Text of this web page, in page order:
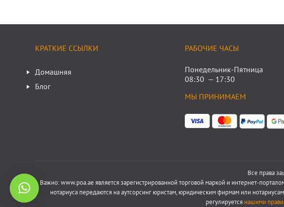
КРАТКИЕ ССЫЛКИ
Домашняя
Блог
РАБОЧИЕ ЧАСЫ
Понедельник-Пятница
08:30 — 17:30
МЫ ПРИНИМАЕМ
Все права
Важно: www.poa.ae является зарегистрированной торговой маркой и интернет-
нотариуса передаются на аутсорсинг юристам, юридическим фирмам или
регулируется нашими